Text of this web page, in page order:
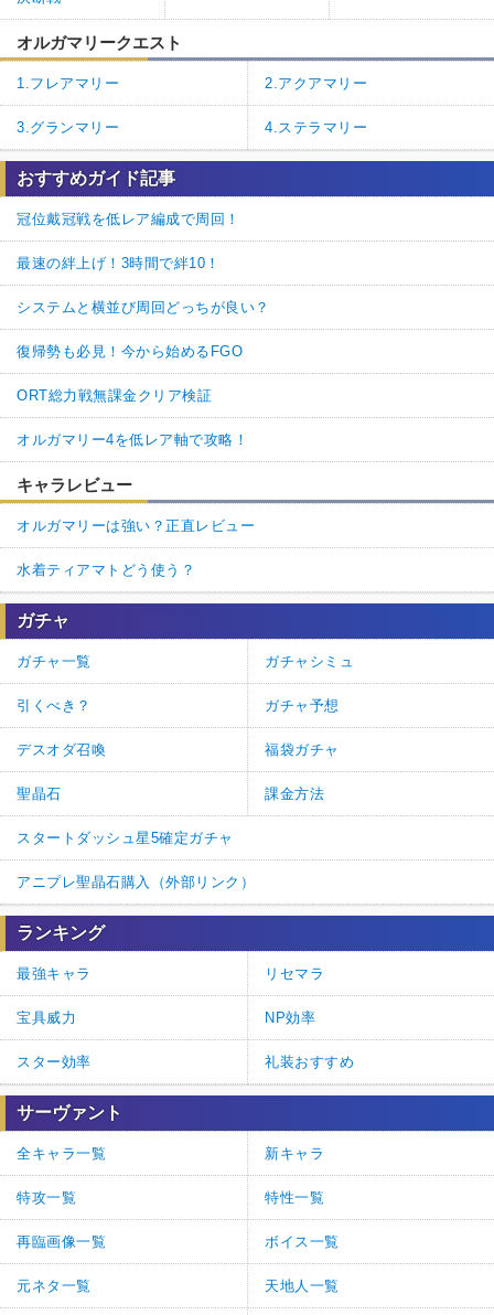
オルガマリークエスト
1.フレアマリー 2.アクアマリー
3.グランマリー 4.ステラマリー
おすすめガイド記事
冠位戴冠戦を低レア編成で周回！
最速の絆上げ！3時間で絆10！
システムと横並び周回どっちが良い？
復帰勢も必見！今から始めるFGO
ORT総力戦無課金クリア検証
オルガマリー4を低レア軸で攻略！
キャラレビュー
オルガマリーは強い？正直レビュー
水着ティアマトどう使う？
ガチャ
ガチャ一覧 ガチャシミュ
引くべき？ ガチャ予想
デスオダ召喚 福袋ガチャ
聖晶石 課金方法
スタートダッシュ星5確定ガチャ
アニプレ聖晶石購入（外部リンク）
ランキング
最強キャラ リセマラ
宝具威力 NP効率
スター効率 礼装おすすめ
サーヴァント
全キャラ一覧 新キャラ
特攻一覧 特性一覧
再臨画像一覧 ボイス一覧
元ネタ一覧 天地人一覧